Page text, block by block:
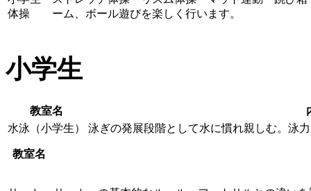
体操
ーム、ボール遊びを楽しく行います。
小学生
教室名
水泳（小学生）
泳ぎの発展段階として水に慣れ親しむ。泳
教室名